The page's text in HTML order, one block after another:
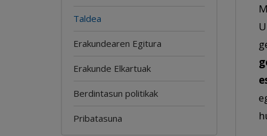
Taldea
Erakundearen Egitura
Erakunde Elkartuak
Berdintasun politikak
Pribatasuna